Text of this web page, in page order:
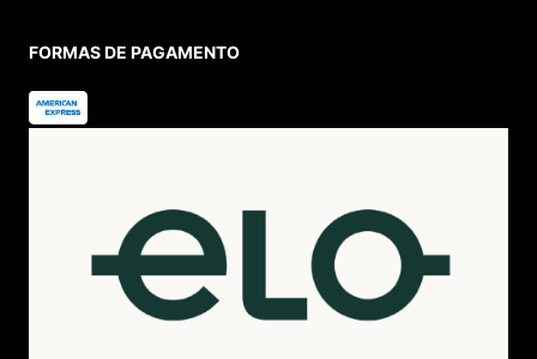
FORMAS DE PAGAMENTO